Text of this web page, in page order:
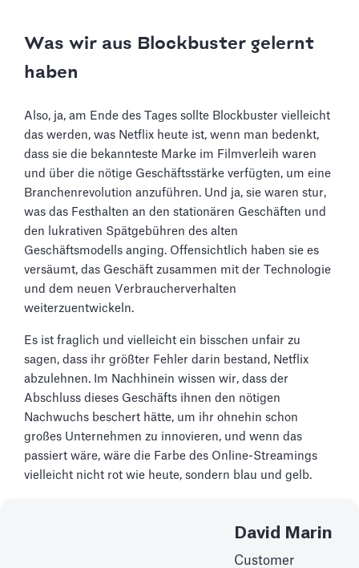
Was wir aus Blockbuster gelernt
haben
Also, ja, am Ende des Tages sollte Blockbuster vielleicht
das werden, was Netflix heute ist, wenn man bedenkt,
dass sie die bekannteste Marke im Filmverleih waren
und über die nötige Geschäftsstärke verfügten, um eine
Branchenrevolution anzuführen. Und ja, sie waren stur,
was das Festhalten an den stationären Geschäften und
den lukrativen Spätgebühren des alten
Geschäftsmodells anging. Offensichtlich haben sie es
versäumt, das Geschäft zusammen mit der Technologie
und dem neuen Verbraucherverhalten
weiterzuentwickeln.
Es ist fraglich und vielleicht ein bisschen unfair zu
sagen, dass ihr größter Fehler darin bestand, Netflix
abzulehnen. Im Nachhinein wissen wir, dass der
Abschluss dieses Geschäfts ihnen den nötigen
Nachwuchs beschert hätte, um ihr ohnehin schon
großes Unternehmen zu innovieren, und wenn das
passiert wäre, wäre die Farbe des Online-Streamings
vielleicht nicht rot wie heute, sondern blau und gelb.
David Marin
Customer